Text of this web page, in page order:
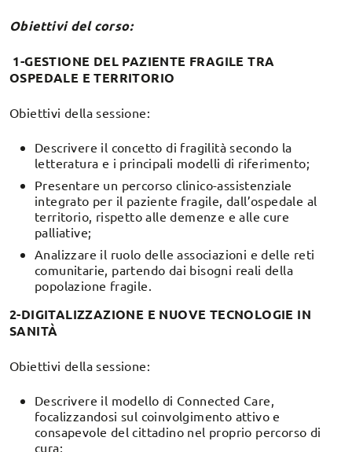
Obiettivi del corso:
1-GESTIONE DEL PAZIENTE FRAGILE TRA
OSPEDALE E TERRITORIO
Obiettivi della sessione:
Descrivere il concetto di fragilità secondo la
letteratura e i principali modelli di riferimento;
Presentare un percorso clinico-assistenziale
integrato per il paziente fragile, dall’ospedale al
territorio, rispetto alle demenze e alle cure
palliative;
Analizzare il ruolo delle associazioni e delle reti
comunitarie, partendo dai bisogni reali della
popolazione fragile.
2-DIGITALIZZAZIONE E NUOVE TECNOLOGIE IN
SANITÀ
Obiettivi della sessione:
Descrivere il modello di Connected Care,
focalizzandosi sul coinvolgimento attivo e
consapevole del cittadino nel proprio percorso di
cura;